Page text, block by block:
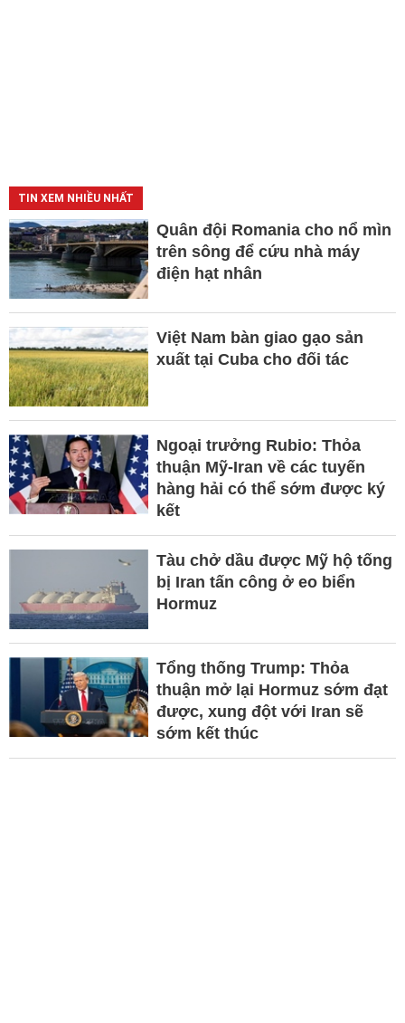
TIN XEM NHIỀU NHẤT
Quân đội Romania cho nổ mìn
trên sông để cứu nhà máy
điện hạt nhân
Việt Nam bàn giao gạo sản
xuất tại Cuba cho đối tác
Ngoại trưởng Rubio: Thỏa
thuận Mỹ-Iran về các tuyến
hàng hải có thể sớm được ký
kết
Tàu chở dầu được Mỹ hộ tống
bị Iran tấn công ở eo biển
Hormuz
Tổng thống Trump: Thỏa
thuận mở lại Hormuz sớm đạt
được, xung đột với Iran sẽ
sớm kết thúc